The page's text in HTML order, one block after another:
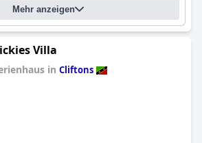
Mehr anzeigen
Villa
in Cliftons